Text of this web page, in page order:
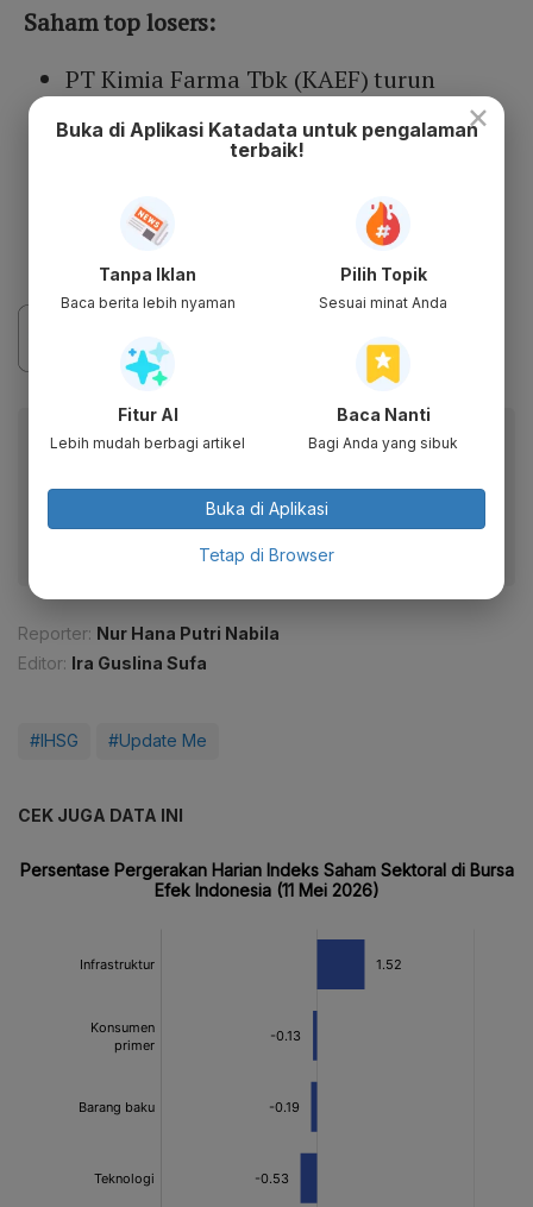
Saham top losers:
PT Kimia Farma Tbk (KAEF) turun
14,69% ke Rp 610
PT Minna Padi Investama Sekuritas Tbk
PT Sanurastra Mitra Tbk (MINA) turun
7,53% ke Rp 344
Baca artikel ini lewat aplikasi mobile.
fitur menarik lainnya lewat aplikasi mobile Katadata.
Reporter: Nur Hana Putri Nabila
Editor: Ira Guslina Sufa
#IHSG #Update Me
CEK JUGA DATA INI
×
Buka di Aplikasi Katadata untuk pengalaman
terbaik!
Tanpa Iklan
Baca berita lebih nyaman
Pilih Topik
Sesuai minat Anda
Fitur AI
Lebih mudah berbagi artikel
Baca Nanti
Bagi Anda yang sibuk
Buka di Aplikasi
Tetap di Browser